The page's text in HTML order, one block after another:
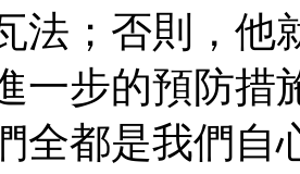
法；否則，他
一步的預防措
全都是我們自